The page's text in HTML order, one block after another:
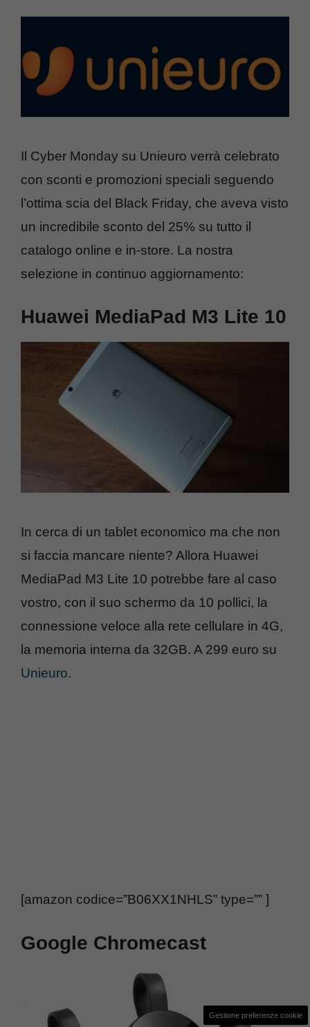
Il Cyber Monday su Unieuro verrà celebrato
con sconti e promozioni speciali seguendo
l’ottima scia del Black Friday, che aveva visto
un incredibile sconto del 25% su tutto il
catalogo online e in-store. La nostra
selezione in continuo aggiornamento:
Huawei MediaPad M3 Lite 10
In cerca di un tablet economico ma che non
si faccia mancare niente? Allora Huawei
MediaPad M3 Lite 10 potrebbe fare al caso
vostro, con il suo schermo da 10 pollici, la
connessione veloce alla rete cellulare in 4G,
la memoria interna da 32GB. A 299 euro su
Unieuro.
[amazon codice=”B06XX1NHLS” type=”” ]
Google Chromecast
Gestione preferenze cookie